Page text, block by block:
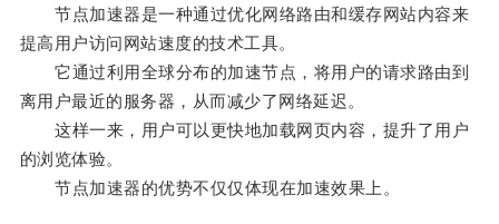
节点加速器是一种通过优化网络路由和缓存网站内容来
提高用户访问网站速度的技术工具。
它通过利用全球分布的加速节点，将用户的请求路由到
离用户最近的服务器，从而减少了网络延迟。
这样一来，用户可以更快地加载网页内容，提升了用户
的浏览体验。
节点加速器的优势不仅仅体现在加速效果上。